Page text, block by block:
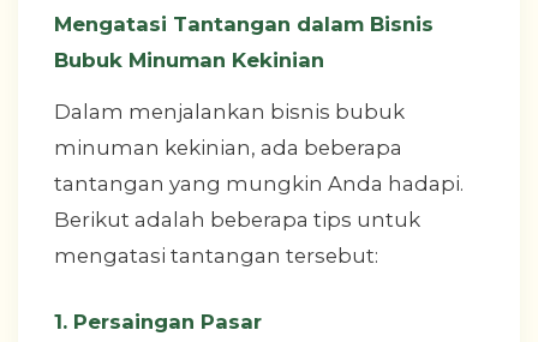
Mengatasi Tantangan dalam Bisnis
Bubuk Minuman Kekinian
Dalam menjalankan bisnis bubuk
minuman kekinian, ada beberapa
tantangan yang mungkin Anda hadapi.
Berikut adalah beberapa tips untuk
mengatasi tantangan tersebut:
1. Persaingan Pasar